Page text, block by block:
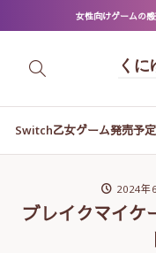
女性向けゲームの
くに
Switch乙女ゲーム発売予
2024年
ブレイクマイケ